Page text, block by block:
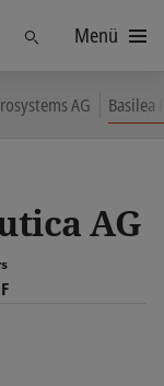
FindenMenü
AG Basilea
AG